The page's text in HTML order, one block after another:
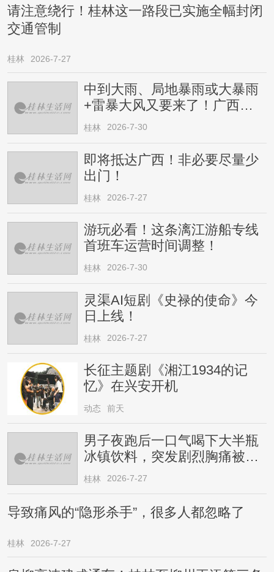
请注意绕行！桂林这一路段已实施全幅封闭
交通管制
桂林 2026-7-27
中到大雨、局地暴雨或大暴雨
+雷暴大风又要来了！广西人
请注意
桂林 2026-7-30
即将抵达广西！非必要尽量少
出门！
桂林 2026-7-27
游玩必看！这条漓江游船专线
首班车运营时间调整！
桂林 2026-7-30
灵渠AI短剧《史禄的使命》今
日上线！
桂林 2026-7-27
长征主题剧《湘江1934的记
忆》在兴安开机
动态 前天
男子夜跑后一口气喝下大半瓶
冰镇饮料，突发剧烈胸痛被送
医！医生提醒→
桂林 2026-7-27
导致痛风的“隐形杀手”，很多人都忽略了
桂林 2026-7-27